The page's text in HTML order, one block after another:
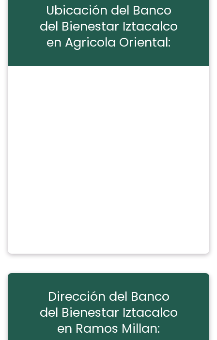
Ubicación del Banco
del Bienestar Iztacalco
en Agricola Oriental:
Dirección del Banco
del Bienestar Iztacalco
en Ramos Millan: